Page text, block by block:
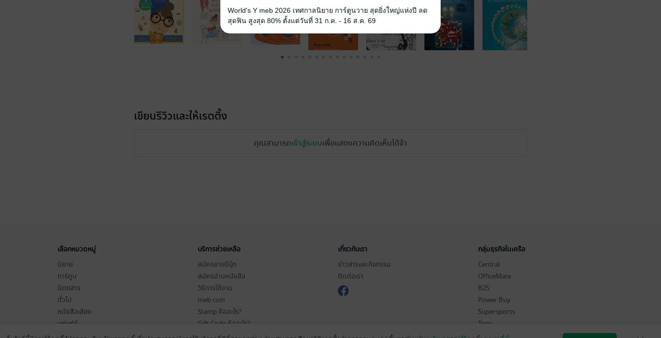
เขียนรีวิวและให้เรตติ้ง
คุณสามารถเข้าสู่ระบบเพื่อแสดงความคิดเห็นได้จ้า
เลือกหมวดหมู่
นิยาย
การ์ตูน
นิตยสาร
ทั่วไป
หนังสือเสียง
บุฟเฟต์
บริการช่วยเหลือ
สมัครขายอีบุ๊ก
สมัครอ่านหนังสือ
วิธีการใช้งาน
meb coin
Stamp คืออะไร?
Gift Code คืออะไร?
เงื่อนไขในการใช้บริการ
เกี่ยวกับเรา
ข่าวสารและกิจกรรม
ติดต่อเรา
กลุ่มธุรกิจในเครือ
Central
OfficeMate
B2S
Power Buy
Supersports
Tops
Hytexts
World's Y meb 2026 เทศกาลนิยาย การ์ตูนวาย สุดยิ่งใหญ่แห่งปี ลด
สุดฟิน สูงสุด 80% ตั้งแต่วันที่ 31 ก.ค. - 16 ส.ค. 69